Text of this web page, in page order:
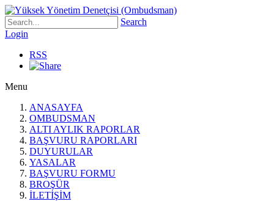
Search
Login
RSS
Menu
ANASAYFA
OMBUDSMAN
ALTI AYLIK RAPORLAR
BAŞVURU RAPORLARI
DUYURULAR
YASALAR
BAŞVURU FORMU
BROŞÜR
İLETİŞİM